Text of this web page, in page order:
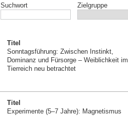
Suchwort Zielgruppe
Titel
Sonntagsführung: Zwischen Instinkt,
Dominanz und Fürsorge – Weiblichkeit im
Tierreich neu betrachtet
Titel
Experimente (5–7 Jahre): Magnetismus